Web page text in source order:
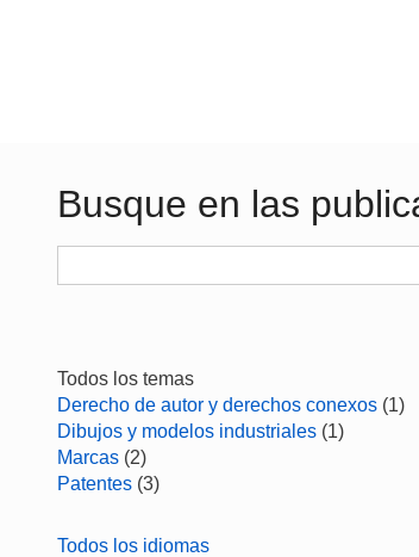
Busque en las
Todos los temas
Derecho de autor y derechos conexos (1)
Dibujos y modelos industriales (1)
Marcas (2)
Patentes (3)
Todos los idiomas